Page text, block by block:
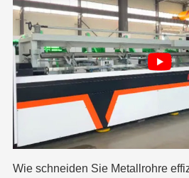
Wie schneiden Sie Metallrohre